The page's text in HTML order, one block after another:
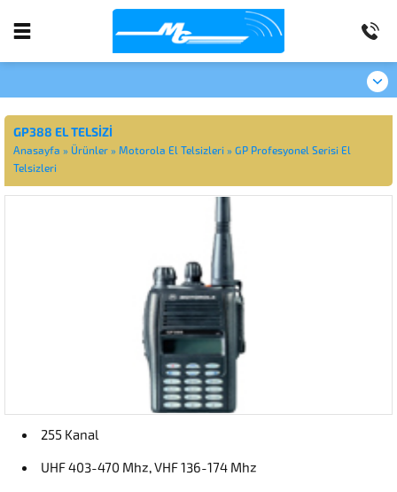
GP388 EL TELSIZI
Anasayfa » Ürünler » Motorola El Telsizleri » GP Profesyonel Serisi El
Telsizleri
255 Kanal
UHF 403-470 Mhz, VHF 136-174 Mhz